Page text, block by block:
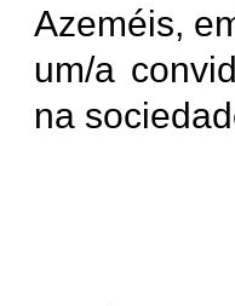
Azeméis,
um/a
na